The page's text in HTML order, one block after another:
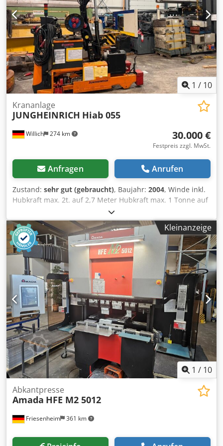
1 / 10
Willich 274 km
Krananlage
JUNGHEINRICH Hiab 055
30.000 €
Festpreis zzgl. MwSt.
Anfragen Anrufen
Zustand: sehr gut (gebraucht), Baujahr: 2004, Winde inkl.
Hubkraft max. 2t. auf 2,7 Meter Hubkraft max. 1 Tonne auf
5,3 Mete Betriebsstunden 270 h elektrisch ja Dsdpfoq N E
U Asx Anrekr
Kleinanzeige
1 / 10
Friesenheim 361 km
Abkantpresse
Amada HFE M2 5012